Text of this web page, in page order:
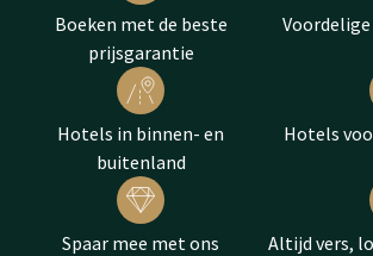
Boeken met de beste
prijsgarantie
Hotels in binnen- en
buitenland
Hotels
Spaar mee met ons
Altijd vers,